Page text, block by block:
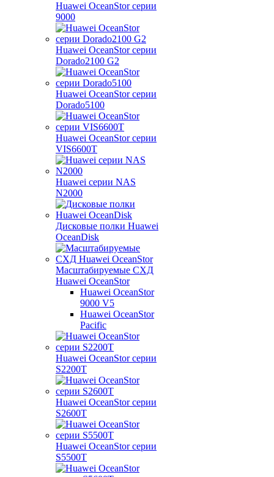
Huawei OceanStor серии
9000
Huawei OceanStor серии
Dorado2100 G2
Huawei OceanStor серии
Dorado5100
Huawei OceanStor серии
VIS6600T
Huawei серии NAS
N2000
Дисковые полки Huawei
OceanDisk
Масштабируемые СХД
Huawei OceanStor
Huawei OceanStor
9000 V5
Huawei OceanStor
Pacific
Huawei OceanStor серии
S2200T
Huawei OceanStor серии
S2600T
Huawei OceanStor серии
S5500T